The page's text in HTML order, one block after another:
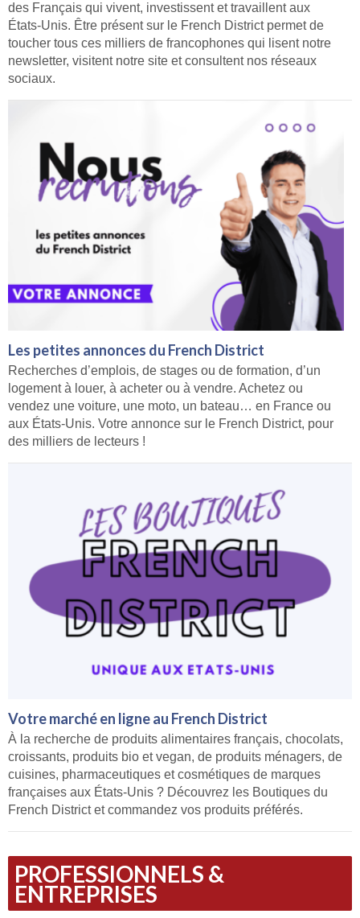
des Français qui vivent, investissent et travaillent aux
États-Unis. Être présent sur le French District permet de
toucher tous ces milliers de francophones qui lisent notre
newsletter, visitent notre site et consultent nos réseaux
sociaux.
Les petites annonces du French District
Recherches d’emplois, de stages ou de formation, d’un
logement à louer, à acheter ou à vendre. Achetez ou
vendez une voiture, une moto, un bateau… en France ou
aux États-Unis. Votre annonce sur le French District, pour
des milliers de lecteurs !
Votre marché en ligne au French District
À la recherche de produits alimentaires français, chocolats,
croissants, produits bio et vegan, de produits ménagers, de
cuisines, pharmaceutiques et cosmétiques de marques
françaises aux États-Unis ? Découvrez les Boutiques du
French District et commandez vos produits préférés.
PROFESSIONNELS &
ENTREPRISES